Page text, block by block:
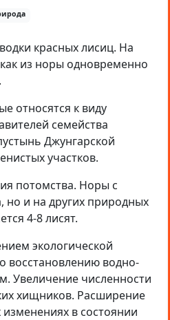
красных лисиц. На
из норы одновременно
относятся к виду
семейства
Джунгарской
участков.
потомства. Норы с
но и на других природных
4-8 лисят.
экологической
восстановлению водно-
Увеличение численности
хищников. Расширение
в состоянии